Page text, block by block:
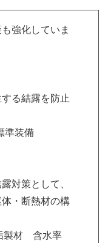
強化していま
る結露を防止
準装備
対策として、
・断熱材の構
材 含水率